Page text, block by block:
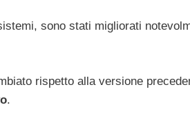
sono stati migliorati
rispetto alla versione
.